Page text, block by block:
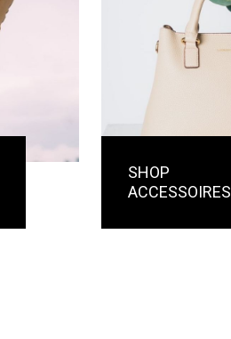
SHOP
ACCESSOIRES